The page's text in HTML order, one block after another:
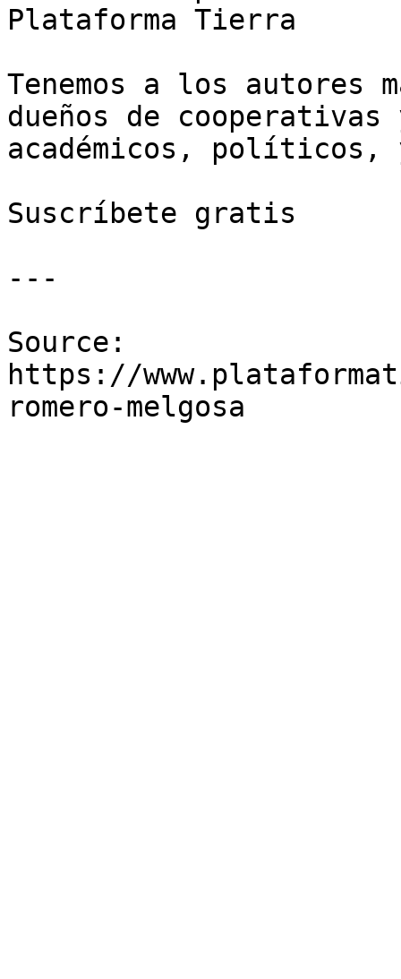
Plataforma Tierra
Tenemos a los autores
dueños de cooperativas
académicos, políticos,
Suscríbete gratis
---
Source:
https://